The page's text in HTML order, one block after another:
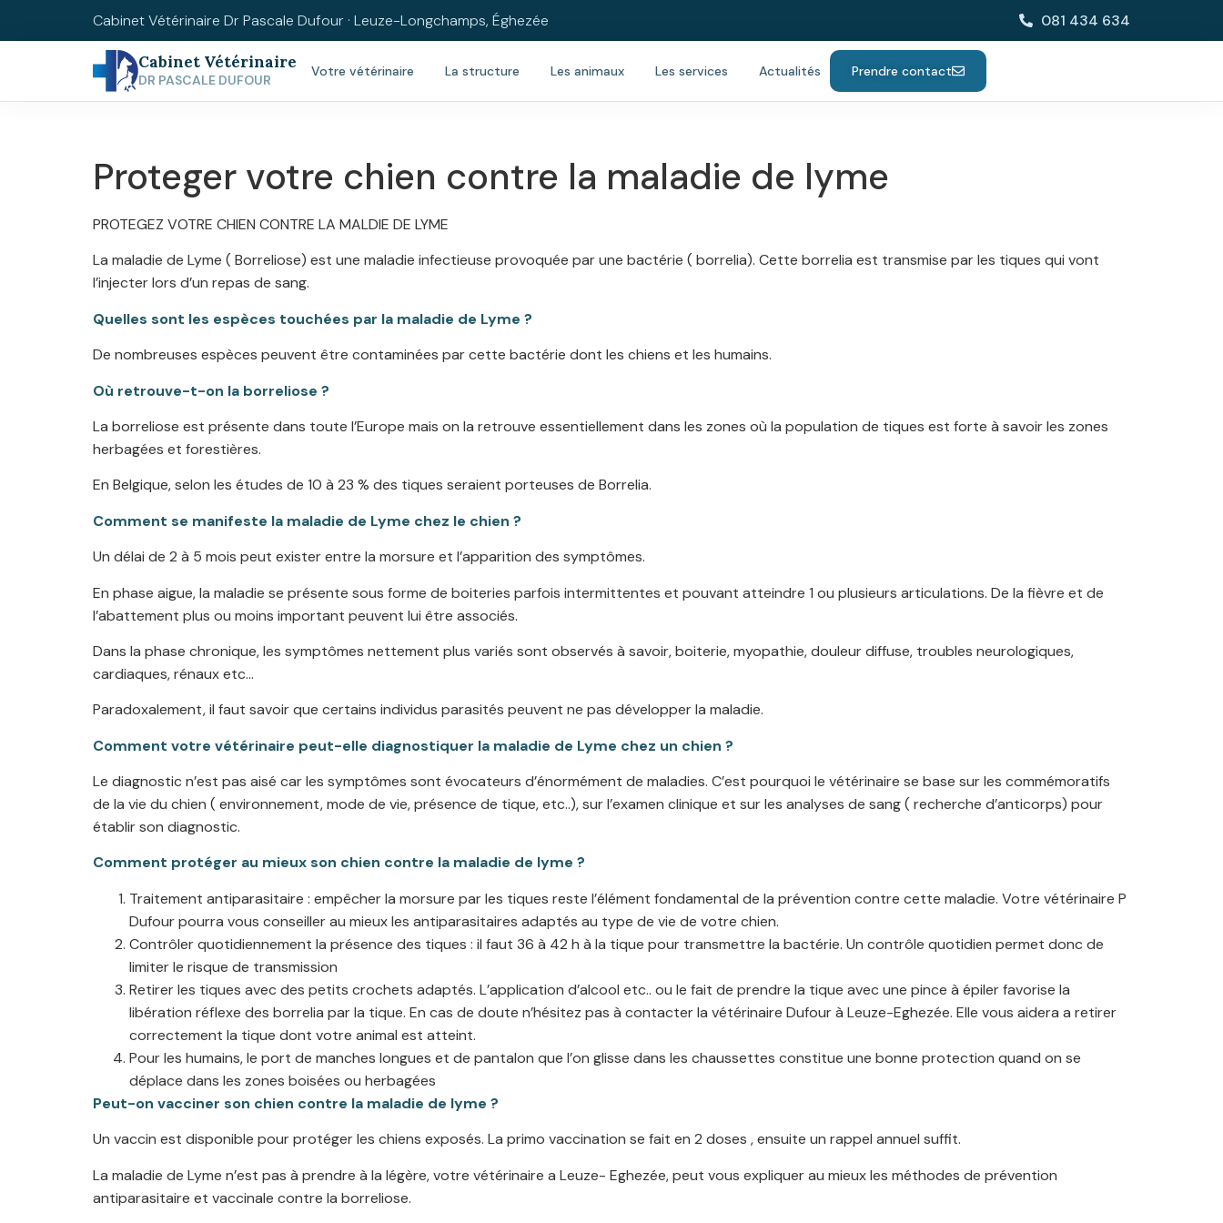
Cabinet Vétérinaire Dr Pascale Dufour · Leuze-Longchamps, Éghezée 081 434 634
Cabinet Vétérinaire
DR PASCALE DUFOUR
Votre vétérinaire La structure Les animaux Les services Actualités Prendre contact
Proteger votre chien contre la maladie de lyme
PROTEGEZ VOTRE CHIEN CONTRE LA MALDIE DE LYME
La maladie de Lyme ( Borreliose) est une maladie infectieuse provoquée par une bactérie ( borrelia). Cette borrelia est transmise par les tiques qui vont
l’injecter lors d’un repas de sang.
Quelles sont les espèces touchées par la maladie de Lyme ?
De nombreuses espèces peuvent être contaminées par cette bactérie dont les chiens et les humains.
Où retrouve-t-on la borreliose ?
La borreliose est présente dans toute l’Europe mais on la retrouve essentiellement dans les zones où la population de tiques est forte à savoir les zones
herbagées et forestières.
En Belgique, selon les études de 10 à 23 % des tiques seraient porteuses de Borrelia.
Comment se manifeste la maladie de Lyme chez le chien ?
Un délai de 2 à 5 mois peut exister entre la morsure et l’apparition des symptômes.
En phase aigue, la maladie se présente sous forme de boiteries parfois intermittentes et pouvant atteindre 1 ou plusieurs articulations. De la fièvre et de
l’abattement plus ou moins important peuvent lui être associés.
Dans la phase chronique, les symptômes nettement plus variés sont observés à savoir, boiterie, myopathie, douleur diffuse, troubles neurologiques,
cardiaques, rénaux etc…
Paradoxalement, il faut savoir que certains individus parasités peuvent ne pas développer la maladie.
Comment votre vétérinaire peut-elle diagnostiquer la maladie de Lyme chez un chien ?
Le diagnostic n’est pas aisé car les symptômes sont évocateurs d’énormément de maladies. C’est pourquoi le vétérinaire se base sur les commémoratifs
de la vie du chien ( environnement, mode de vie, présence de tique, etc..), sur l’examen clinique et sur les analyses de sang ( recherche d’anticorps) pour
établir son diagnostic.
Comment protéger au mieux son chien contre la maladie de lyme ?
Traitement antiparasitaire : empêcher la morsure par les tiques reste l’élément fondamental de la prévention contre cette maladie. Votre vétérinaire P
Dufour pourra vous conseiller au mieux les antiparasitaires adaptés au type de vie de votre chien.
Contrôler quotidiennement la présence des tiques : il faut 36 à 42 h à la tique pour transmettre la bactérie. Un contrôle quotidien permet donc de
limiter le risque de transmission
Retirer les tiques avec des petits crochets adaptés. L’application d’alcool etc.. ou le fait de prendre la tique avec une pince à épiler favorise la
libération réflexe des borrelia par la tique. En cas de doute n’hésitez pas à contacter la vétérinaire Dufour à Leuze-Eghezée. Elle vous aidera a retirer
correctement la tique dont votre animal est atteint.
Pour les humains, le port de manches longues et de pantalon que l’on glisse dans les chaussettes constitue une bonne protection quand on se
déplace dans les zones boisées ou herbagées
Peut-on vacciner son chien contre la maladie de lyme ?
Un vaccin est disponible pour protéger les chiens exposés. La primo vaccination se fait en 2 doses , ensuite un rappel annuel suffit.
La maladie de Lyme n’est pas à prendre à la légère, votre vétérinaire a Leuze- Eghezée, peut vous expliquer au mieux les méthodes de prévention
antiparasitaire et vaccinale contre la borreliose.